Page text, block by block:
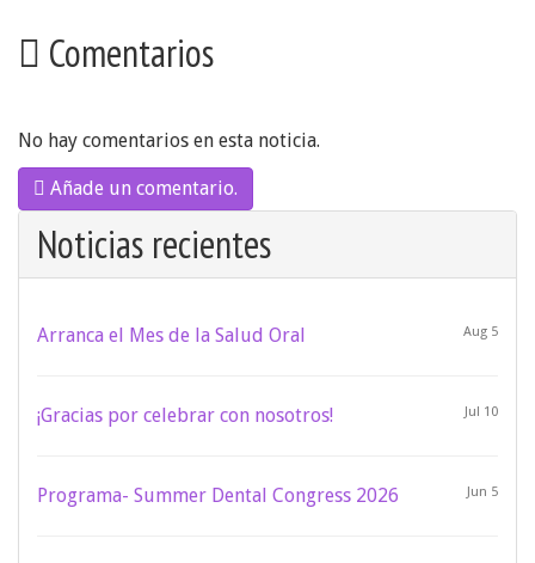
Comentarios
No hay comentarios en esta noticia.
Añade un comentario.
Noticias recientes
Aug 5
Arranca el Mes de la Salud Oral
Jul 10
¡Gracias por celebrar con nosotros!
Jun 5
Programa- Summer Dental Congress 2026